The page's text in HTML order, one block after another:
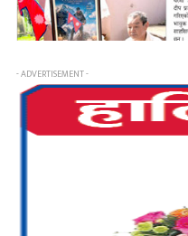
- ADVERTISEMENT -